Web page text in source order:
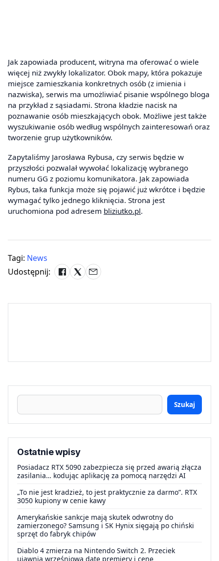
Jak zapowiada producent, witryna ma oferować o wiele
więcej niż zwykły lokalizator. Obok mapy, która pokazuje
miejsce zamieszkania konkretnych osób (z imienia i
nazwiska), serwis ma umożliwiać pisanie wspólnego bloga
na przykład z sąsiadami. Strona kładzie nacisk na
poznawanie osób mieszkających obok. Możliwe jest także
wyszukiwanie osób według wspólnych zainteresowań oraz
tworzenie grup użytkowników.
Zapytaliśmy Jarosława Rybusa, czy serwis będzie w
przyszłości pozwalał wywołać lokalizację wybranego
numeru GG z poziomu komunikatora. Jak zapowiada
Rybus, taka funkcja może się pojawić już wkrótce i będzie
wymagać tylko jednego kliknięcia. Strona jest
uruchomiona pod adresem bliziutko.pl.
Tagi: News
Udostępnij:
Szukaj
Ostatnie wpisy
Posiadacz RTX 5090 zabezpiecza się przed awarią złącza
zasilania… kodując aplikację za pomocą narzędzi AI
„To nie jest kradzież, to jest praktycznie za darmo”. RTX
3050 kupiony w cenie kawy
Amerykańskie sankcje mają skutek odwrotny do
zamierzonego? Samsung i SK Hynix sięgają po chiński
sprzęt do fabryk chipów
Diablo 4 zmierza na Nintendo Switch 2. Przeciek
ujawnia wrześniową datę premiery i cenę